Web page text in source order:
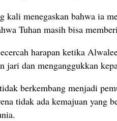
kali menegaskan bahwa ia
Tuhan masih bisa
harapan ketika
jari dan menganggukkan
berkembang menjadi
tidak ada kemajuan yang